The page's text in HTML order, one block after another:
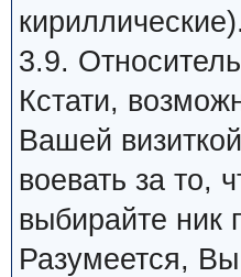
3.9.
Кстати,
Вашей
воевать за то,
выбирайте ник
Разумеется,